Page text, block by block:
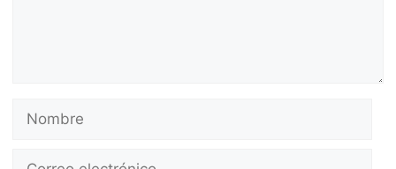
Nombre
Correo